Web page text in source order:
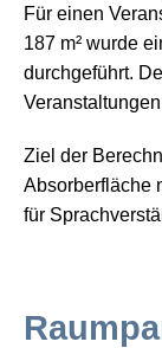
Für einen
187 m² wurde
durchgeführt.
Ziel der
Absorberfläche
für